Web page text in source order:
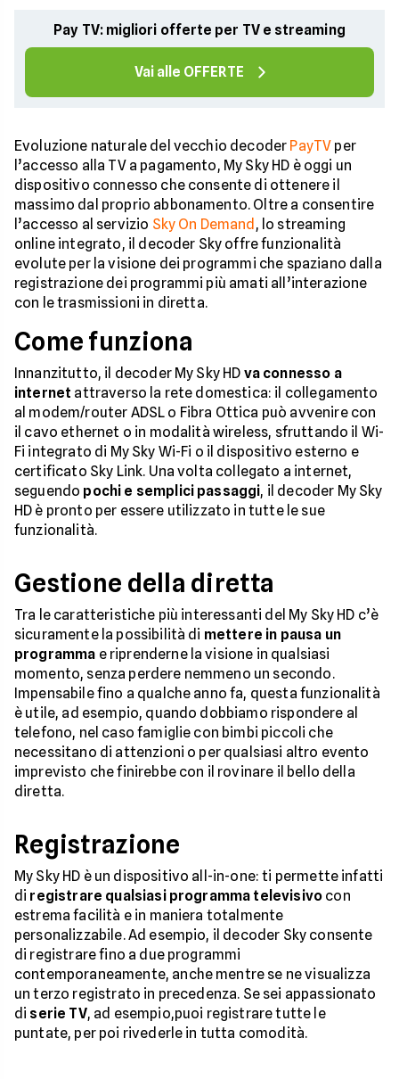
Pay TV: migliori offerte per TV e streaming
Vai alle OFFERTE
Evoluzione naturale del vecchio decoder PayTV per
l’accesso alla TV a pagamento, My Sky HD è oggi un
dispositivo connesso che consente di ottenere il
massimo dal proprio abbonamento. Oltre a consentire
l’accesso al servizio Sky On Demand , lo streaming
online integrato, il decoder Sky offre funzionalità
evolute per la visione dei programmi che spaziano dalla
registrazione dei programmi più amati all’interazione
con le trasmissioni in diretta.
Come funziona
Innanzitutto, il decoder My Sky HD va connesso a
internet attraverso la rete domestica: il collegamento
al modem/router ADSL o Fibra Ottica può avvenire con
il cavo ethernet o in modalità wireless, sfruttando il Wi-
Fi integrato di My Sky Wi-Fi o il dispositivo esterno e
certificato Sky Link. Una volta collegato a internet,
seguendo pochi e semplici passaggi, il decoder My Sky
HD è pronto per essere utilizzato in tutte le sue
funzionalità.
Gestione della diretta
Tra le caratteristiche più interessanti del My Sky HD c’è
sicuramente la possibilità di mettere in pausa un
programma e riprenderne la visione in qualsiasi
momento, senza perdere nemmeno un secondo.
Impensabile fino a qualche anno fa, questa funzionalità
è utile, ad esempio, quando dobbiamo rispondere al
telefono, nel caso famiglie con bimbi piccoli che
necessitano di attenzioni o per qualsiasi altro evento
imprevisto che finirebbe con il rovinare il bello della
diretta.
Registrazione
My Sky HD è un dispositivo all-in-one: ti permette infatti
di registrare qualsiasi programma televisivo con
estrema facilità e in maniera totalmente
personalizzabile. Ad esempio, il decoder Sky consente
di registrare fino a due programmi
contemporaneamente, anche mentre se ne visualizza
un terzo registrato in precedenza. Se sei appassionato
di serie TV, ad esempio,puoi registrare tutte le
puntate, per poi rivederle in tutta comodità.